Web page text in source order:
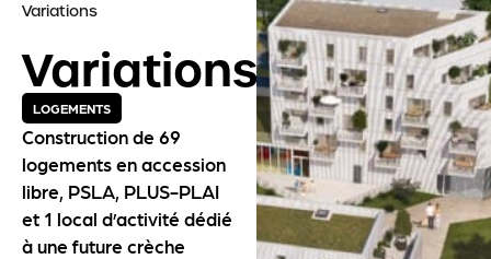
Variations
Variations
LOGEMENTS
Construction de 69
logements en accession
libre, PSLA, PLUS-PLAI
et 1 local d’activité dédié
à une future crèche